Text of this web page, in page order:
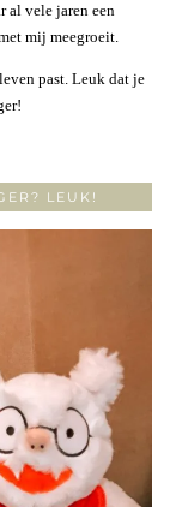
al vele jaren een
mij meegroeit.
past. Leuk dat je
LEUK!